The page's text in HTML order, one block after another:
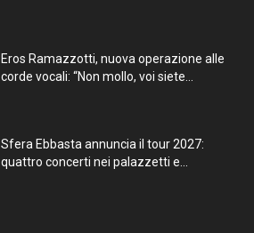
Eros Ramazzotti, nuova operazione alle
corde vocali: “Non mollo, voi siete...
Sfera Ebbasta annuncia il tour 2027:
quattro concerti nei palazzetti e...